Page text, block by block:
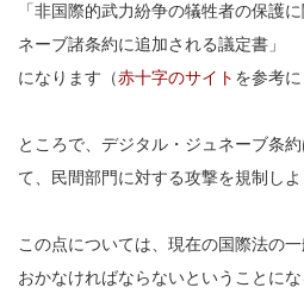
「非国際的武力紛争の犠牲者の保護
ネーブ諸条約に追加される議定書」
になります（赤十字のサイト を参考に
ところで、デジタル・ジュネーブ条
て、民間部門に対する攻撃を規制しよ
この点については、現在の国際法の
おかなければならないということにな